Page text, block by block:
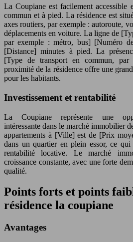
La Coupiane est facilement accessible
commun et à pied. La résidence est
axes routiers, par exemple : autoroute,
déplacements en voiture. La ligne de
par exemple : métro, bus] [Numéro
[Distance] minutes à pied. La
[Type de transport en commun,
proximité de la résidence offre une
pour les habitants.
Investissement et rentabilité
La Coupiane représente une
intéressante dans le marché immobilier
appartements à [Ville] est de [Prix
dans un quartier en plein essor, ce
rentabilité locative. Le marché
croissance constante, avec une forte
qualité.
Points forts et points
résidence la coupiane
Avantages